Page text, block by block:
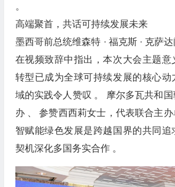
。
高端聚首，共话可持续发展未来
墨西哥前总统维森特 · 福克斯 · 克萨
在视频致辞中指出，本次大会主题意
转型已成为全球可持续发展的核心动
域的实践令人赞叹 。 摩尔多瓦共和
办 、 参赞西西莉女士，代表联合主
智赋能绿色发展是跨越国界的共同追
契机深化多国务实合作 。